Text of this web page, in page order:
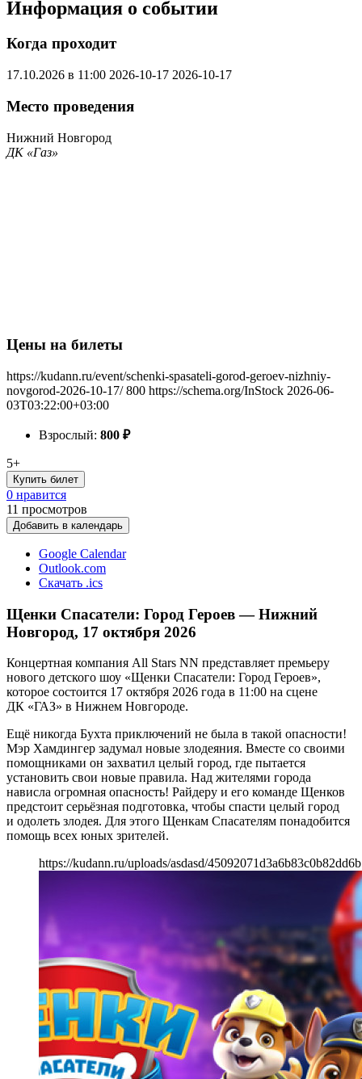
Информация о событии
Когда проходит
17.10.2026 в 11:00 2026-10-17 2026-10-17
Место проведения
Нижний Новгород
ДК «Газ»
Цены на билеты
https://kudann.ru/event/schenki-spasateli-gorod-geroev-nizhniy-
novgorod-2026-10-17/ 800 https://schema.org/InStock 2026-06-
03T03:22:00+03:00
Взрослый: 800 ₽
5+
Купить билет
0 нравится
11 просмотров
Добавить в календарь
Google Calendar
Outlook.com
Скачать .ics
Щенки Спасатели: Город Героев — Нижний
Новгород, 17 октября 2026
Концертная компания All Stars NN представляет премьеру
нового детского шоу «Щенки Спасатели: Город Героев»,
которое состоится 17 октября 2026 года в 11:00 на сцене
ДК «ГАЗ» в Нижнем Новгороде.
Ещё никогда Бухта приключений не была в такой опасности!
Мэр Хамдингер задумал новые злодеяния. Вместе со своими
помощниками он захватил целый город, где пытается
установить свои новые правила. Над жителями города
нависла огромная опасность! Райдеру и его команде Щенков
предстоит серьёзная подготовка, чтобы спасти целый город
и одолеть злодея. Для этого Щенкам Спасателям понадобится
помощь всех юных зрителей.
https://kudann.ru/uploads/asdasd/